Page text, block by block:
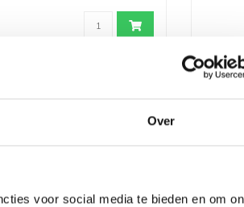
Over
voor social media te bieden en om
AB WOCHE 46